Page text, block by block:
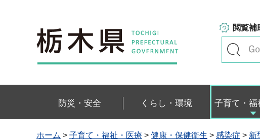
栃木県
閲覧補
防災・安全 くらし・環境 子育て・福
ホーム > 子育て・福祉・医療 > 健康・保健衛生 > 感染症 > 新